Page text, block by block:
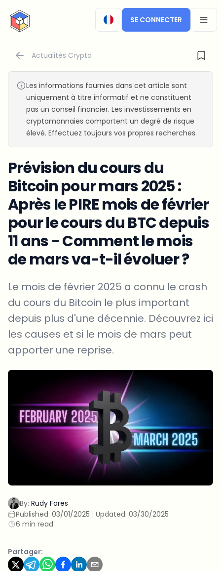
CryptoTicker
SE CONNECTER
Actualités Crypto
Les informations fournies dans cet article sont
uniquement à titre informatif et ne constituent
pas un conseil financier. Les investissements en
cryptomonnaies comportent un degré de risque
élevé. Effectuez toujours vos propres recherches.
Prévision du cours du
Bitcoin pour mars 2025 :
Après le PIRE mois de février
pour le cours du BTC depuis
11 ans - Comment le mois
de mars va-t-il évoluer ?
Le mois de février 2025 a connu le crash
du cours du Bitcoin le plus important
depuis plus d'une décennie. Découvrez ici
les causes et si le mois de mars peut
apporter une reprise.
By: Rudy Fares
Published: 03/01/2025 | Updated: 03/30/2025
6 min read
Partager: